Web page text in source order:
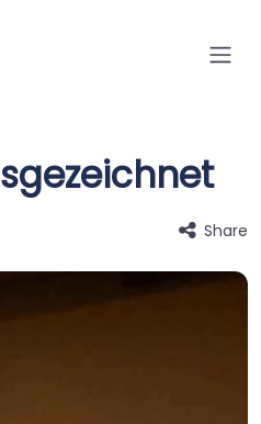
Share